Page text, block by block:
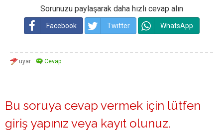
Sorunuzu paylaşarak daha hızlı cevap alın
Facebook Twitter WhatsApp
Bu soruya cevap vermek için lütfen
giriş yapınız veya kayıt olunuz.